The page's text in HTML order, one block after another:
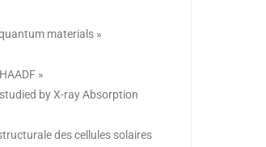
materials »
»
by X-ray Absorption
des cellules solaires